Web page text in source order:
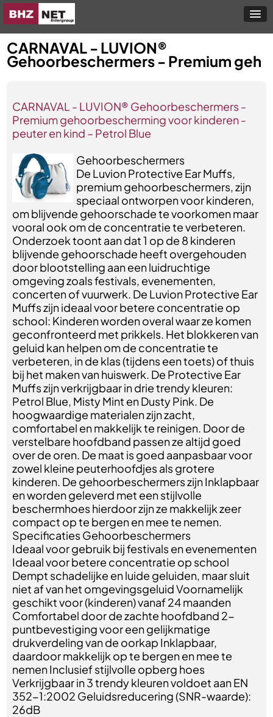
CARNAVAL - LUVION®
Gehoorbeschermers - Premium geh
CARNAVAL - LUVION® Gehoorbeschermers -
Premium gehoorbescherming voor kinderen -
peuter en kind – Petrol Blue
Gehoorbeschermers
De Luvion Protective Ear Muffs,
premium gehoorbeschermers, zijn
speciaal ontworpen voor kinderen,
om blijvende gehoorschade te voorkomen maar
vooral ook om de concentratie te verbeteren.
Onderzoek toont aan dat 1 op de 8 kinderen
blijvende gehoorschade heeft overgehouden
door blootstelling aan een luidruchtige
omgeving zoals festivals, evenementen,
concerten of vuurwerk. De Luvion Protective Ear
Muffs zijn ideaal voor betere concentratie op
school: Kinderen worden overal waar ze komen
geconfronteerd met prikkels. Het blokkeren van
geluid kan helpen om de concentratie te
verbeteren, in de klas (tijdens een toets) of thuis
bij het maken van huiswerk. De Protective Ear
Muffs zijn verkrijgbaar in drie trendy kleuren:
Petrol Blue, Misty Mint en Dusty Pink. De
hoogwaardige materialen zijn zacht,
comfortabel en makkelijk te reinigen. Door de
verstelbare hoofdband passen ze altijd goed
over de oren. De maat is goed aanpasbaar voor
zowel kleine peuterhoofdjes als grotere
kinderen. De gehoorbeschermers zijn Inklapbaar
en worden geleverd met een stijlvolle
beschermhoes hierdoor zijn ze makkelijk zeer
compact op te bergen en mee te nemen.
Specificaties Gehoorbeschermers
Ideaal voor gebruik bij festivals en evenementen
Ideaal voor betere concentratie op school
Dempt schadelijke en luide geluiden, maar sluit
niet af van het omgevingsgeluid Voornamelijk
geschikt voor (kinderen) vanaf 24 maanden
Comfortabel door de zachte hoofdband 2-
puntbevestiging voor een gelijkmatige
drukverdeling van de oorkap Inklapbaar,
daardoor makkelijk op te bergen en mee te
nemen Inclusief stijlvolle opberg hoes
Verkrijgbaar in 3 trendy kleuren voldoet aan EN
352-1:2002 Geluidsreducering (SNR-waarde):
26dB